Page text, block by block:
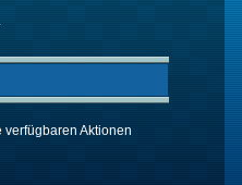
Aktionen